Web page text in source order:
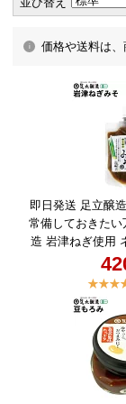
価格や送料は
即日発送 足立醸
常備しておきた
造 岩津ねぎ使用
保存料不使用＼
OFFクーポン／
作り 岩津ねぎみ
味噌 100%使用
使用 化学調味料
みそ 食べる味噌
そ ネギ味噌 万能
ギ